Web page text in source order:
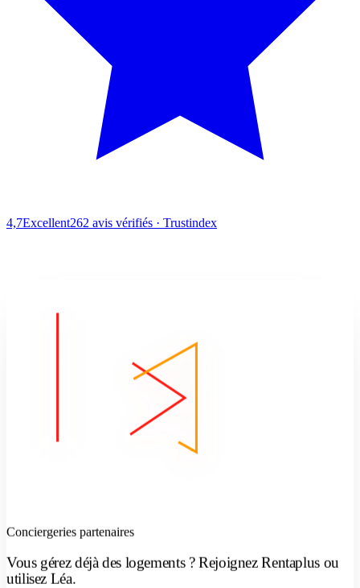
4,7Excellent262 avis vérifiés · Trustindex
Conciergeries partenaires
Vous gérez déjà des logements ? Rejoignez Rentaplus ou
utilisez Léa.